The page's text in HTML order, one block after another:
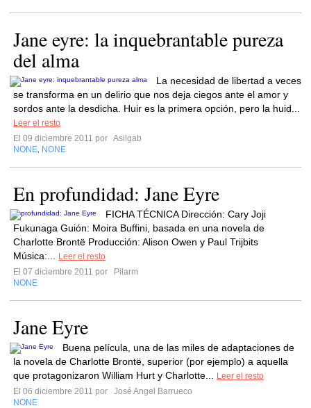
Jane eyre: la inquebrantable pureza
del alma
La necesidad de libertad a veces
se transforma en un delirio que nos deja ciegos ante el amor y
sordos ante la desdicha. Huir es la primera opción, pero la huid...
Leer el resto
El 09 diciembre 2011 por Asilgab
NONE NONE
En profundidad: Jane Eyre
FICHA TÉCNICA Dirección: Cary Joji
Fukunaga Guión: Moira Buffini, basada en una novela de
Charlotte Brontë Producción: Alison Owen y Paul Trijbits
Música:...
Leer el resto
El 07 diciembre 2011 por
Pilarm
NONE
Jane Eyre
Buena película, una de las miles de adaptaciones de
la novela de Charlotte Brontë, superior (por ejemplo) a aquella
que protagonizaron William Hurt y Charlotte...
Leer el resto
El 06 diciembre 2011 por
José Angel Barrueco
NONE